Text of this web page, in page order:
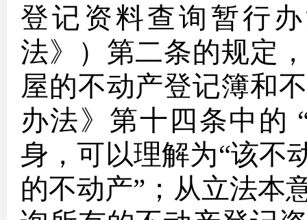
登记资料查询暂行
法》）第二条的规定
屋的不动产登记簿和
办法》第十四条中的
身，可以理解为“该不
的不动产”；从立法本